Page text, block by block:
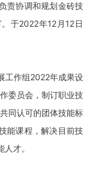
责协调和规划金砖技
于2022年12月12日
工作组2022年成果设
委员会，制订职业技
同认可的团体技能标
能课程，解决目前技
才。